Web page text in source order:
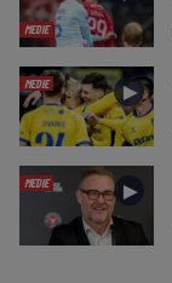
MEDIE
MEDIE ►
MEDIE ►